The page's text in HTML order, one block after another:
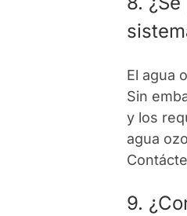
El agua
Sin
y los
agua
9.